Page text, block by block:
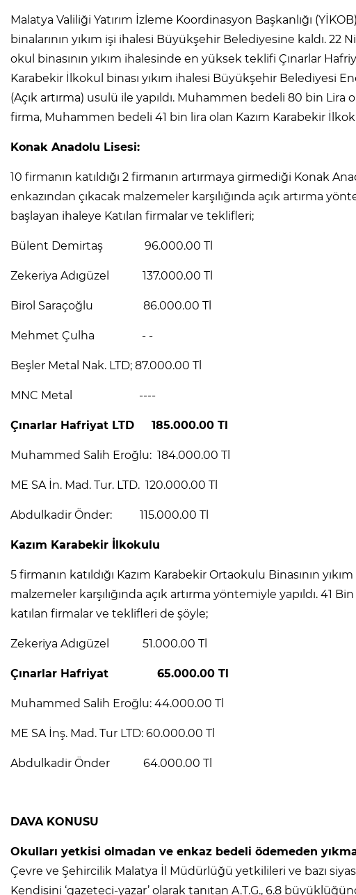
Malatya Valiliği Yatırım İzleme Koordinasyon Başkanlığı
binalarının yıkım işi ihalesi Büyükşehir Belediyesine kaldı. 22
okul binasının yıkım ihalesinde en yüksek teklifi Çınarlar
Karabekir İlkokul binası yıkım ihalesi Büyükşehir Belediyesi
(Açık artırma) usulü ile yapıldı. Muhammen bedeli 80 bin Lira
firma, Muhammen bedeli 41 bin lira olan Kazım Karabekir
Konak Anadolu Lisesi:
10 firmanın katıldığı 2 firmanın artırmaya girmediği Konak
enkazından çıkacak malzemeler karşılığında açık artırma
başlayan ihaleye Katılan firmalar ve teklifleri;
Bülent Demirtaş 96.000.00 Tl
Zekeriya Adıgüzel 137.000.00 Tl
Birol Saraçoğlu 86.000.00 Tl
Mehmet Çulha - -
Beşler Metal Nak. LTD; 87.000.00 Tl
MNC Metal ----
Çınarlar Hafriyat LTD 185.000.00 Tl
Muhammed Salih Eroğlu: 184.000.00 Tl
ME SA İn. Mad. Tur. LTD. 120.000.00 Tl
Abdulkadir Önder: 115.000.00 Tl
Kazım Karabekir İlkokulu
5 firmanın katıldığı Kazım Karabekir Ortaokulu Binasının
malzemeler karşılığında açık artırma yöntemiyle yapıldı. 41
katılan firmalar ve teklifleri de şöyle;
Zekeriya Adıgüzel 51.000.00 Tl
Çınarlar Hafriyat 65.000.00 Tl
Muhammed Salih Eroğlu: 44.000.00 Tl
ME SA İnş. Mad. Tur LTD: 60.000.00 Tl
Abdulkadir Önder 64.000.00 Tl
DAVA KONUSU
Okulları yetkisi olmadan ve enkaz bedeli ödemeden
Çevre ve Şehircilik Malatya İl Müdürlüğü yetkilileri ve bazı
Kendisini ‘gazeteci-yazar’ olarak tanıtan A.T.G., 6.8